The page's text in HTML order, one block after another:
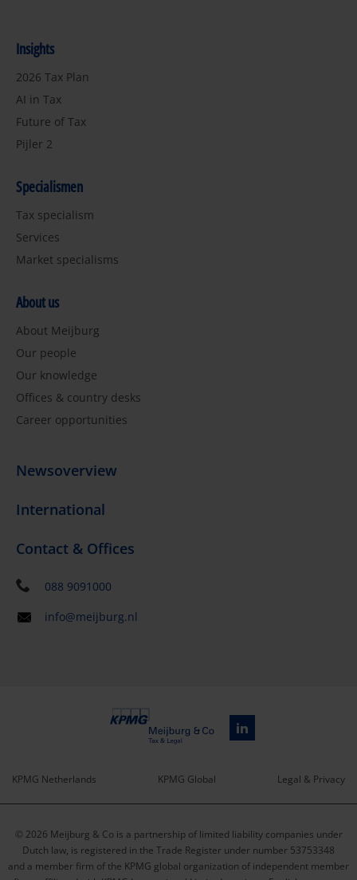
Insights
2026 Tax Plan
AI in Tax
Future of Tax
Pijler 2
Specialismen
Tax specialism
Services
Market specialisms
About us
About Meijburg
Our people
Our knowledge
Offices & country desks
Career opportunities
Newsoverview
International
Contact & Offices
088 9091000
info@meijburg.nl
Service
menu
KPMG Netherlands KPMG Global Legal & Privacy
© 2026 Meijburg & Co is a partnership of limited liability companies under
Dutch law, is registered in the Trade Register under number 53753348
and a member firm of the KPMG global organization of independent member